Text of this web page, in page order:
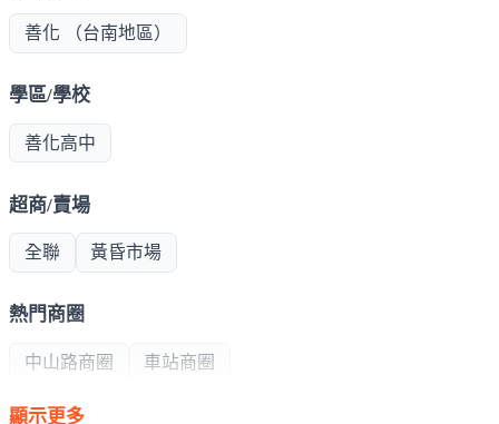
善化 （台南地區）
學區/學校
善化高中
超商/賣場
全聯 黃昏市場
熱門商圈
中山路商圈 車站商圈
顯示更多